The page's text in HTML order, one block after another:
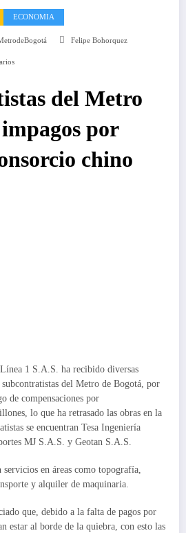
ECONOMIA
Felipe Bohorquez
del Metro
por
chino
1 S.A.S. ha recibido diversas
del Metro de Bogotá, por
de compensaciones por
lo que ha retrasado las obras en la
se encuentran Tesa Ingeniería
MJ S.A.S. y Geotan S.A.S.
servicios en áreas como topografía,
y alquiler de maquinaria.
que, debido a la falta de pagos por
estar al borde de la quiebra, con esto las